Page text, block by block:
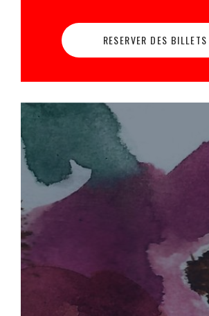
RESERVER DES BILLETS